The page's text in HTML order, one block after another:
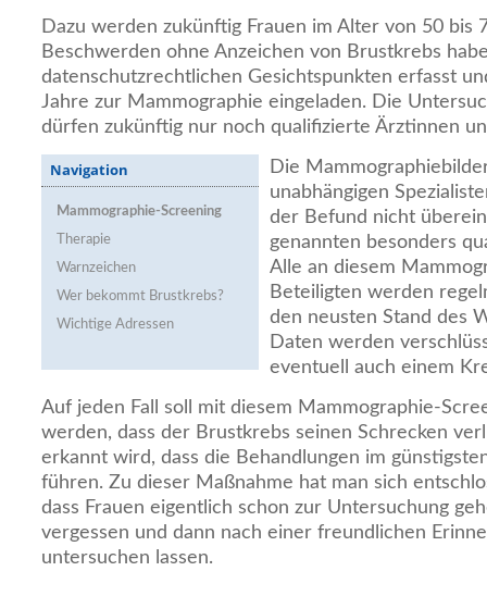
Dazu werden zukünftig Frauen im Alter von 50 bis
Beschwerden ohne Anzeichen von Brustkrebs
datenschutzrechtlichen Gesichtspunkten erfasst
Jahre zur Mammographie eingeladen. Die
dürfen zukünftig nur noch qualifizierte Ärztinnen
Navigation
Mammographie-Screening
Therapie
Warnzeichen
Wer bekommt Brustkrebs?
Wichtige Adressen
Die
unabhängigen
der Befund nicht
genannten besonders
Alle an diesem
Beteiligten werden
den neusten Stand des
Daten werden
eventuell auch einem
Auf jeden Fall soll mit diesem Mammographie-
werden, dass der Brustkrebs seinen Schrecken
erkannt wird, dass die Behandlungen im
führen. Zu dieser Maßnahme hat man sich
dass Frauen eigentlich schon zur Untersuchung
vergessen und dann nach einer freundlichen
untersuchen lassen.